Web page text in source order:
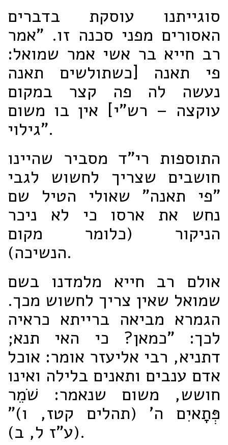
סוגייתנו עוסקת בדברים
האסורים מפני סכנה זו. "אמר
רב חייא בר אשי אמר שמואל:
פי תאנה [כשתולשים תאנה
נעשה לה פה קצר במקום
עוקצה – רש"י] אין בו משום
גילוי".
התוספות רי"ד מסביר שהיינו
חושבים שצריך לחשוש לגבי
"פי תאנה" שאולי הטיל שם
נחש את ארסו כי לא ניכר
הניקור (כלומר מקום
הנשיכה).
אולם רב חייא מלמדנו בשם
שמואל שאין צריך לחשוש מכך.
הגמרא מביאה ברייתא כראיה
לכך: "כמאן? כי האי תנא;
דתניא, רבי אליעזר אומר: אוכל
אדם ענבים ותאנים בלילה ואינו
חושש, משום שנאמר: שֹׁמֵר
פְּתָאיִם ה' (תהלים קטז, ו)"
(ע"ז ל, ב).